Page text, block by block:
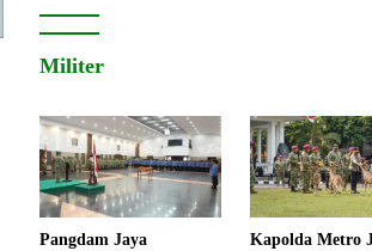
Militer
Pangdam Jaya
Kapolda Metro